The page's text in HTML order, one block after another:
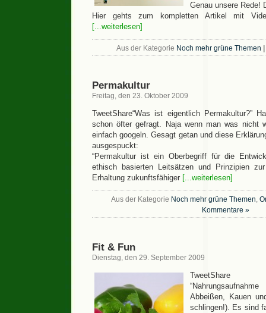
Genau unsere Rede!
Hier gehts zum kompletten Artikel mit
[...weiterlesen]
Aus der Kategorie Noch mehr grüne Themen
Permakultur
Freitag, den 23. Oktober 2009
TweetShare“Was ist eigentlich Permakultur?”
schon öfter gefragt. Naja wenn man was nicht
einfach googeln. Gesagt getan und diese
ausgespuckt:
“Permakultur ist ein Oberbegriff für die
ethisch basierten Leitsätzen und Prinzipien
Erhaltung zukunftsfähiger [...weiterlesen]
Aus der Kategorie Noch mehr grüne Themen,
Kommentare »
Fit & Fun
Dienstag, den 29. September 2009
TweetShare
Abbeißen, Kauen
schlingen!). Es sind